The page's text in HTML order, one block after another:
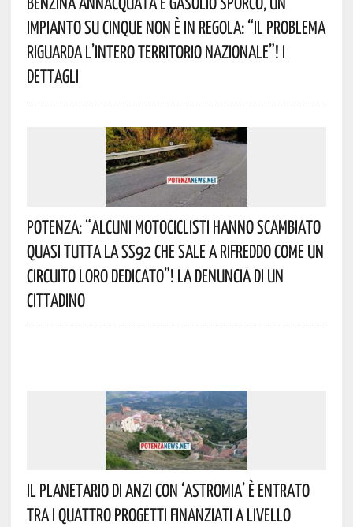
Impianto Su Cinque Non È In Regola: “il Problema
Riguarda L’intero Territorio Nazionale”! I
Dettagli
Potenza: “alcuni Motociclisti Hanno Scambiato
Quasi Tutta La SS92 Che Sale A Rifreddo Come Un
Circuito Loro Dedicato”! La Denuncia Di Un
Cittadino
Il Planetario Di Anzi Con ‘Astromia’ È Entrato
Tra I Quattro Progetti Finanziati A Livello